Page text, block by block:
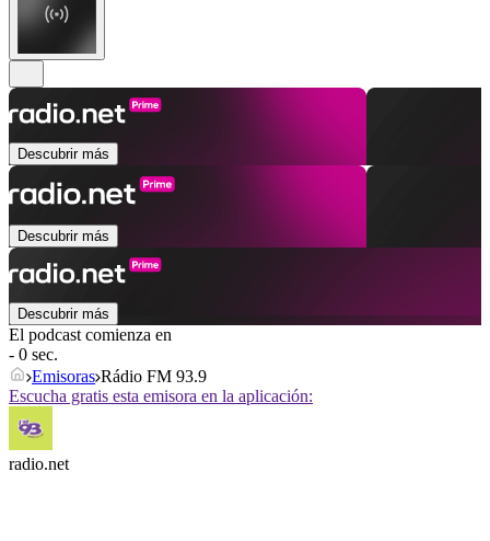
Descubrir más
Descubrir más
Descubrir más
El podcast comienza en
- 0 sec.
Emisoras Rádio FM 93.9
Escucha gratis esta emisora en la aplicación:
radio.net